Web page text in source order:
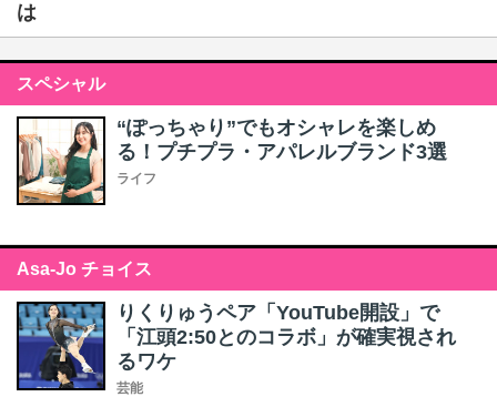
は
スペシャル
“ぽっちゃり”でもオシャレを楽しめ
る！プチプラ・アパレルブランド3選
ライフ
Asa-Jo チョイス
りくりゅうペア「YouTube開設」で
「江頭2:50とのコラボ」が確実視され
るワケ
芸能